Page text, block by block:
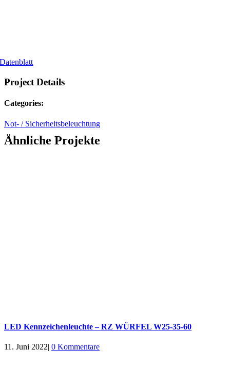
Datenblatt
Project Details
Categories:
Not- / Sicherheitsbeleuchtung
Ähnliche Projekte
LED Kennzeichenleuchte – RZ WÜRFEL W25-35-60
11. Juni 2022| 0 Kommentare